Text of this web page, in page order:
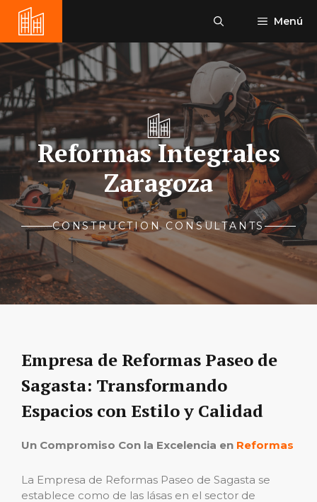
Saltar
contenido
Menú
Reformas Integrales
Zaragoza
CONSTRUCTION CONSULTANTS
Empresa de Reformas Paseo de
Sagasta: Transformando
Espacios con Estilo y Calidad
Un Compromiso Con la Excelencia en Reformas
La Empresa de Reformas Paseo de Sagasta se
establece como de las lásas en el sector de